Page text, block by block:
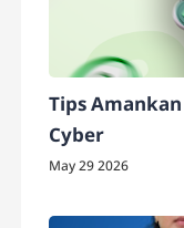
Tips
Cyber
May 29 2026